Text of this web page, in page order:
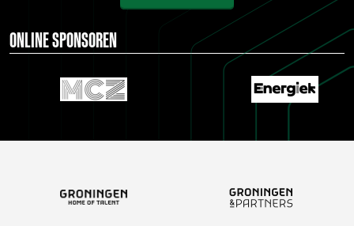
ONLINE SPONSOREN